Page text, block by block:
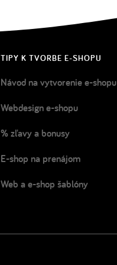
TIPY K TVORBE E-SHOPU
Návod na vytvorenie e-shopu
Webdesign e-shopu
% zľavy a bonusy
E-shop na prenájom
Web a e-shop šablóny